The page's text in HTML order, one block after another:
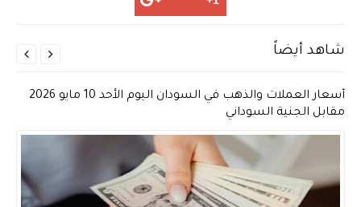
شاهد أيضاً
أسعار العملات والذهب في السودان اليوم الأحد 10 مايو 2026
مقابل الجنية السوداني

